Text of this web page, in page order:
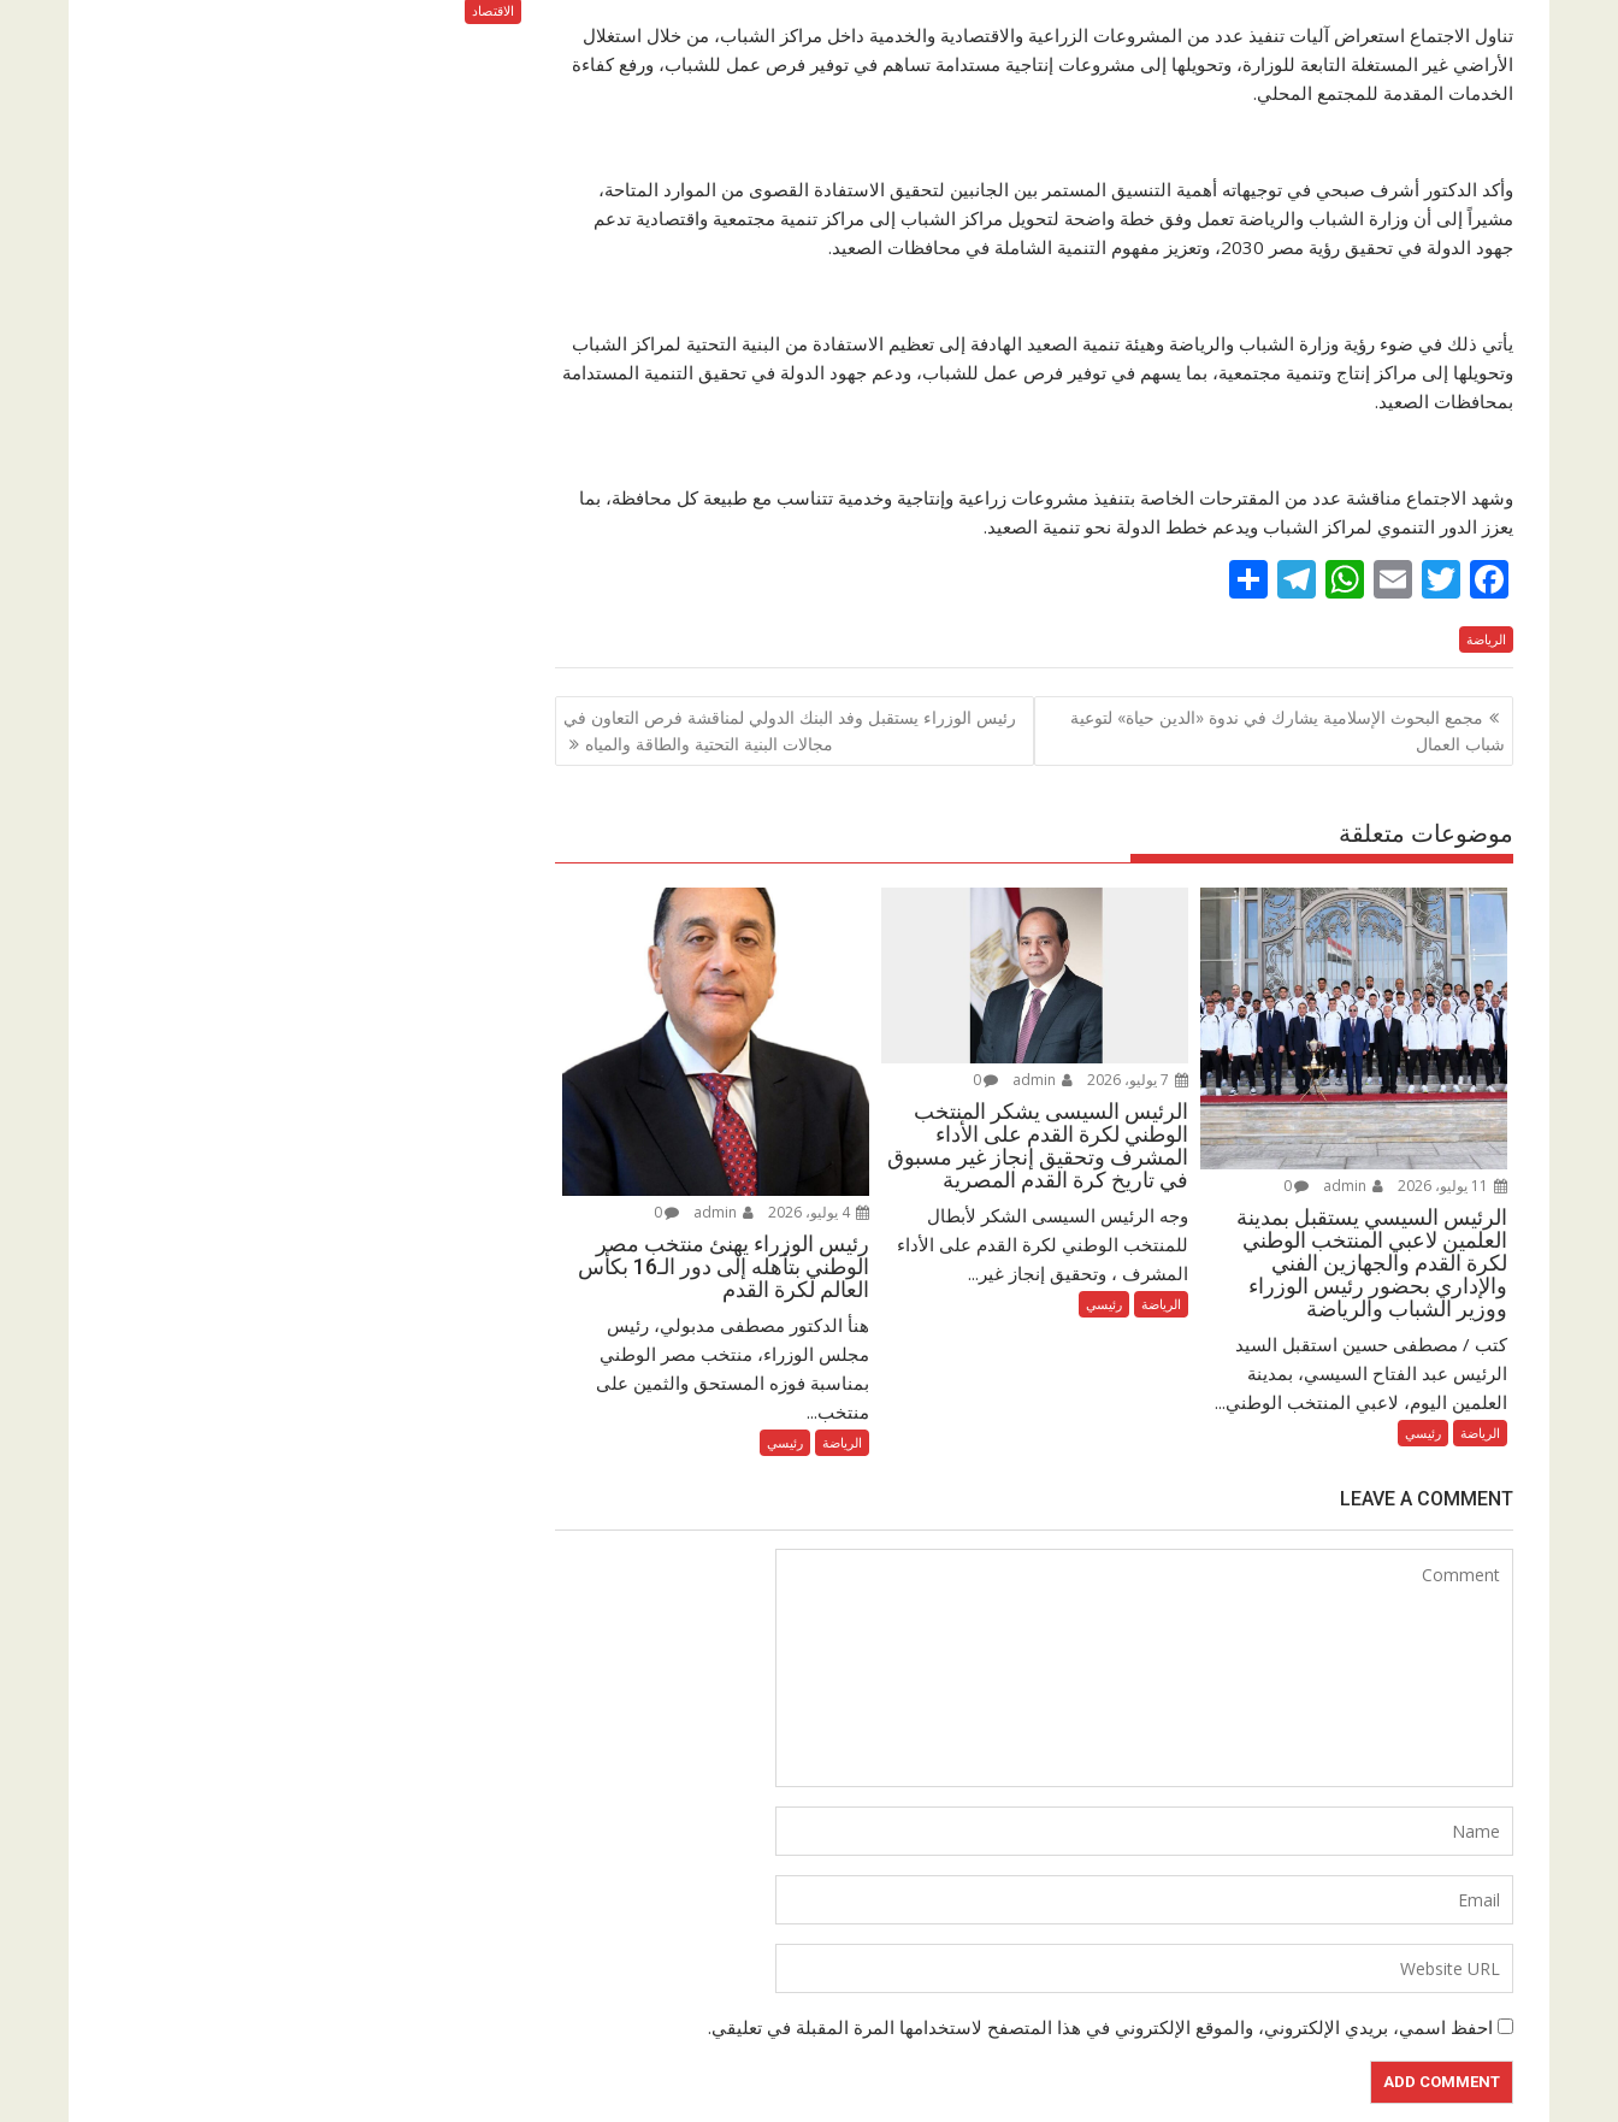
تناول الاجتماع استعراض آليات تنفيذ عدد من المشروعات الزراعية والاقتصادية والخدمية داخل مراكز الشباب، من خلال استغلال
الأراضي غير المستغلة التابعة للوزارة، وتحويلها إلى مشروعات إنتاجية مستدامة تساهم في توفير فرص عمل للشباب، ورفع كفاءة
الخدمات المقدمة للمجتمع المحلي.
وأكد الدكتور أشرف صبحي في توجيهاته أهمية التنسيق المستمر بين الجانبين لتحقيق الاستفادة القصوى من الموارد المتاحة،
مشيراً إلى أن وزارة الشباب والرياضة تعمل وفق خطة واضحة لتحويل مراكز الشباب إلى مراكز تنمية مجتمعية واقتصادية تدعم
جهود الدولة في تحقيق رؤية مصر 2030، وتعزيز مفهوم التنمية الشاملة في محافظات الصعيد.
يأتي ذلك في ضوء رؤية وزارة الشباب والرياضة وهيئة تنمية الصعيد الهادفة إلى تعظيم الاستفادة من البنية التحتية لمراكز الشباب
وتحويلها إلى مراكز إنتاج وتنمية مجتمعية، بما يسهم في توفير فرص عمل للشباب، ودعم جهود الدولة في تحقيق التنمية المستدامة
بمحافظات الصعيد.
وشهد الاجتماع مناقشة عدد من المقترحات الخاصة بتنفيذ مشروعات زراعية وإنتاجية وخدمية تتناسب مع طبيعة كل محافظة، بما
يعزز الدور التنموي لمراكز الشباب ويدعم خطط الدولة نحو تنمية الصعيد.
F
ac
e
b
o
o
T
itt
er
E
ai
l
W
at
s
A
p
T
e
gr
a
m
ar
e
الرياضة
تصفّح
المقالات
مجمع البحوث الإسلامية يشارك في ندوة «الدين حياة» لتوعية
شباب العمال
رئيس الوزراء يستقبل وفد البنك الدولي لمناقشة فرص التعاون في
مجالات البنية التحتية والطاقة والمياه
موضوعات متعلقة
0
الرئيس السيسي يستقبل بمدينة
العلمين لاعبي المنتخب الوطني
لكرة القدم والجهازين الفني
والإداري بحضور رئيس الوزراء
ووزير الشباب والرياضة
كتب / مصطفى حسين استقبل السيد
الرئيس عبد الفتاح السيسي، بمدينة
العلمين اليوم، لاعبي المنتخب الوطني...
الرياضة رئيسي
0
الرئيس السيسى يشكر المنتخب
الوطني لكرة القدم على الأداء
المشرف وتحقيق إنجاز غير مسبوق
في تاريخ كرة القدم المصرية
وجه الرئيس السيسى الشكر لأبطال
للمنتخب الوطني لكرة القدم على الأداء
المشرف ، وتحقيق إنجاز غير...
الرياضة رئيسي
4 يوليو، 2026 0
رئيس الوزراء يهنئ منتخب مصر
الوطني بتأهله إلى دور الـ16 بكأس
العالم لكرة القدم
هنأ الدكتور مصطفى مدبولي، رئيس
مجلس الوزراء، منتخب مصر الوطني
بمناسبة فوزه المستحق والثمين على
منتخب...
الرياضة رئيسي
LEAVE A COMMENT
احفظ اسمي، بريدي الإلكتروني، والموقع الإلكتروني في هذا المتصفح لاستخدامها المرة المقبلة في تعليقي.
الاقتصاد